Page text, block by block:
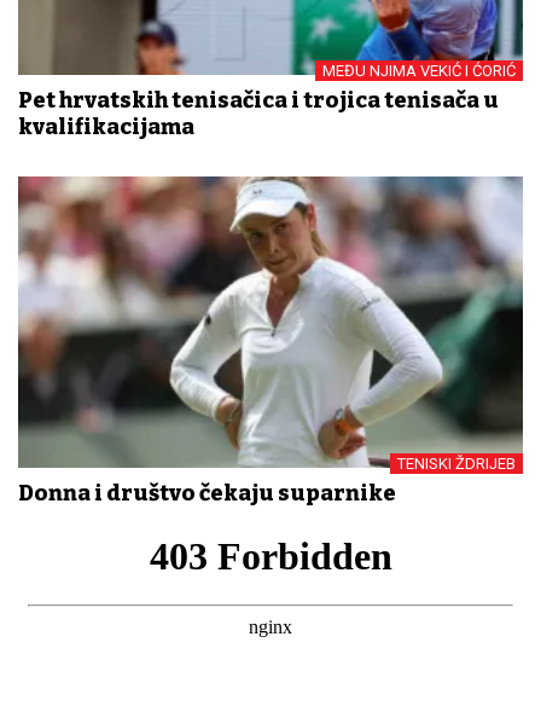
MEĐU NJIMA VEKIĆ I ĆORIĆ
Pet hrvatskih tenisačica i trojica tenisača u
kvalifikacijama
TENISKI ŽDRIJEB
Donna i društvo čekaju suparnike